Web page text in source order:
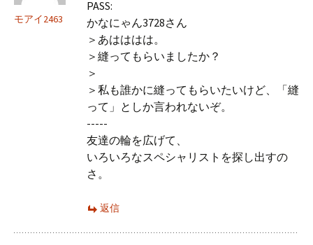
モアイ2463
PASS:
かなにゃん3728さん
＞あはははは。
＞縫ってもらいましたか？
＞
＞私も誰かに縫ってもらいたいけど、「縫
って」としか言われないぞ。
-----
友達の輪を広げて、
いろいろなスペシャリストを探し出すの
さ。
返信